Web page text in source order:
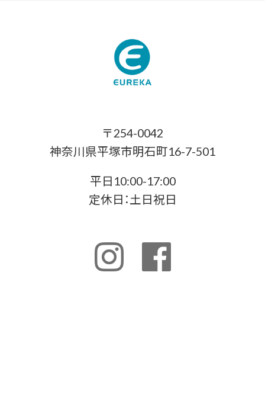
〒254-0042
神奈川県平塚市明石町16-7-501
平日10:00-17:00
定休日：土日祝日